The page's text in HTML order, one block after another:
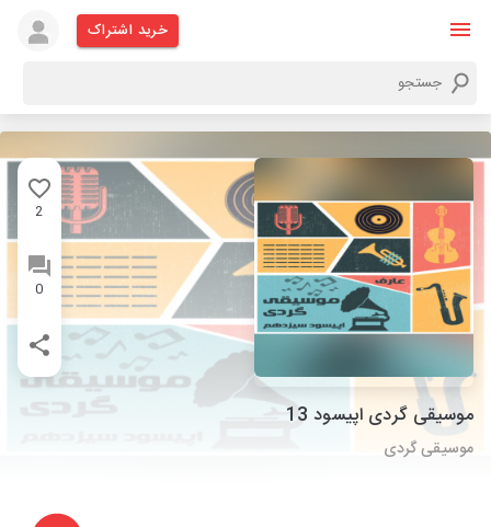
خرید اشتراک
2
0
موسیقی گردی اپیسود 13
موسیقی گردی